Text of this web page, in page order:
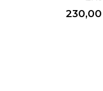
230,00